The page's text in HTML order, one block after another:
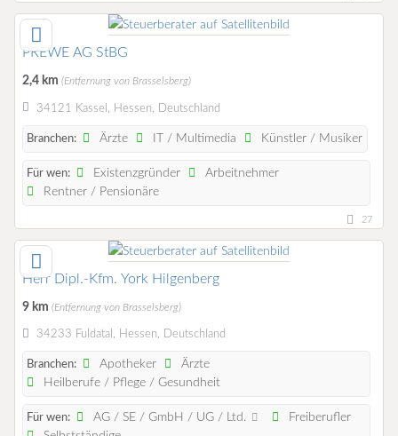
PREWE AG StBG
2,4 km (Entfernung von Brasselsberg)
34121 Kassel, Hessen, Deutschland
Branchen: Ärzte IT / Multimedia Künstler / Musiker
Für wen: Existenzgründer
Arbeitnehmer
Rentner / Pensionäre
27
Herr Dipl.-Kfm. York Hilgenberg
9 km (Entfernung von Brasselsberg)
34233 Fuldatal, Hessen, Deutschland
Branchen: Apotheker
Ärzte
Heilberufe / Pflege / Gesundheit
Für wen: AG / SE / GmbH / UG / Ltd.
Freiberufler